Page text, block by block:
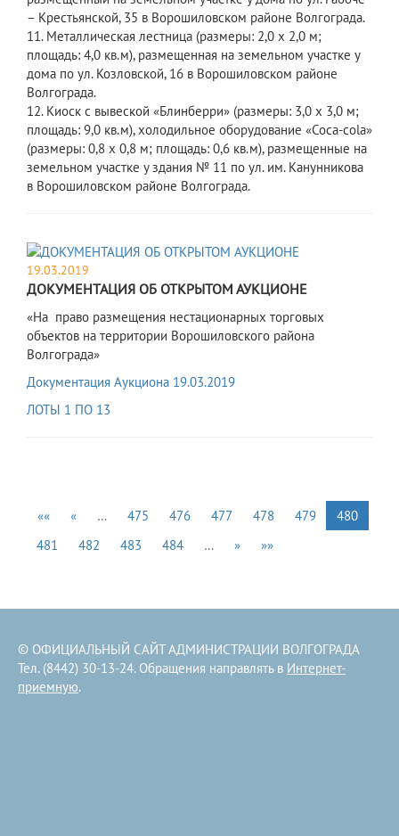
– Крестьянской, 35 в Ворошиловском районе Волгограда.
11. Металлическая лестница (размеры: 2,0 х 2,0 м;
площадь: 4,0 кв.м), размещенная на земельном участке у
дома по ул. Козловской, 16 в Ворошиловском районе
Волгограда.
12. Киоск с вывеской «Блинберри» (размеры: 3,0 х 3,0 м;
площадь: 9,0 кв.м), холодильное оборудование «Coca-cola»
(размеры: 0,8 х 0,8 м; площадь: 0,6 кв.м), размещенные на
земельном участке у здания № 11 по ул. им. Канунникова
в Ворошиловском районе Волгограда.
19.03.2019
ДОКУМЕНТАЦИЯ ОБ ОТКРЫТОМ АУКЦИОНЕ
«На право размещения нестационарных торговых
объектов на территории Ворошиловского района
Волгограда»
Документация Аукциона 19.03.2019
ЛОТЫ 1 ПО 13
«« « … 475 476 477 478 479
480
481
482 483 484 … » »»
© ОФИЦИАЛЬНЫЙ САЙТ АДМИНИСТРАЦИИ ВОЛГОГРАДА
Тел. (8442) 30-13-24. Обращения направлять в Интернет-
приемную.